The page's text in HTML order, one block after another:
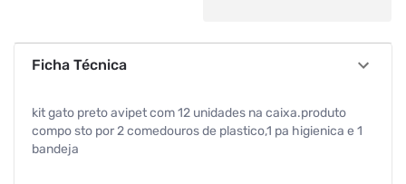
Ficha Técnica
kit gato preto avipet com 12 unidades na caixa.produto
compo sto por 2 comedouros de plastico,1 pa higienica e 1
bandeja